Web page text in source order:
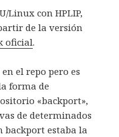
Linux con HPLIP,
de la versión
oficial.
el repo pero es
forma de
«backport»,
de determinados
backport estaba la